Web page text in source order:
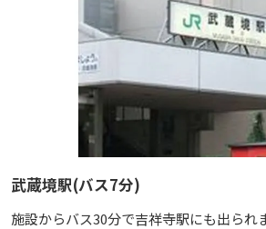
武蔵境駅(バス7分)
施設からバス30分で吉祥寺駅にも出られ